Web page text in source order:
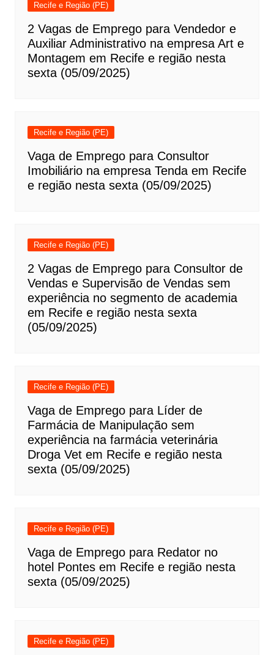
Recife e Região (PE)
2 Vagas de Emprego para Vendedor e
Auxiliar Administrativo na empresa Art e
Montagem em Recife e região nesta
sexta (05/09/2025)
Recife e Região (PE)
Vaga de Emprego para Consultor
Imobiliário na empresa Tenda em Recife
e região nesta sexta (05/09/2025)
Recife e Região (PE)
2 Vagas de Emprego para Consultor de
Vendas e Supervisão de Vendas sem
experiência no segmento de academia
em Recife e região nesta sexta
(05/09/2025)
Recife e Região (PE)
Vaga de Emprego para Líder de
Farmácia de Manipulação sem
experiência na farmácia veterinária
Droga Vet em Recife e região nesta
sexta (05/09/2025)
Recife e Região (PE)
Vaga de Emprego para Redator no
hotel Pontes em Recife e região nesta
sexta (05/09/2025)
Recife e Região (PE)